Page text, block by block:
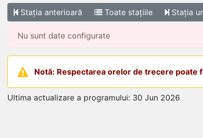
Stația anterioară Toate stațiile Stația
Nu sunt date configurate
Notă: Respectarea orelor de trecere poate
Ultima actualizare a programului: 30 Jun 2026